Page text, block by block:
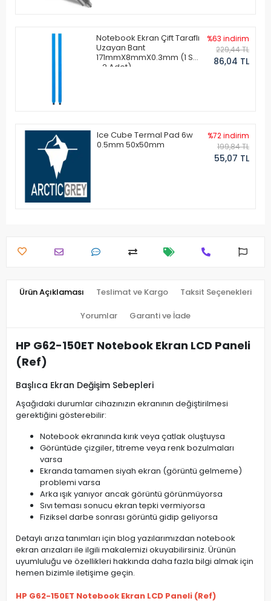
Notebook Ekran Çift Taraflı
Uzayan Bant
171mmX8mmX0.3mm (1 Set
- 2 Adet)
%63 indirim
229,44 TL
86,04 TL
Ice Cube Termal Pad 6w
0.5mm 50x50mm
%72 indirim
199,84 TL
55,07 TL
Ürün Açıklaması Teslimat ve Kargo Taksit Seçenekleri
Yorumlar Garanti ve İade
HP G62-150ET Notebook Ekran LCD Paneli
(Ref)
Başlıca Ekran Değişim Sebepleri
Aşağıdaki durumlar cihazınızın ekranının değiştirilmesi
gerektiğini gösterebilir:
Notebook ekranında kırık veya çatlak oluştuysa
Görüntüde çizgiler, titreme veya renk bozulmaları
varsa
Ekranda tamamen siyah ekran (görüntü gelmeme)
problemi varsa
Arka ışık yanıyor ancak görüntü görünmüyorsa
Sıvı teması sonucu ekran tepki vermiyorsa
Fiziksel darbe sonrası görüntü gidip geliyorsa
Detaylı arıza tanımları için blog yazılarımızdan notebook
ekran arızaları ile ilgili makalemizi okuyabilirsiniz. Ürünün
uyumluluğu ve özellikleri hakkında daha fazla bilgi almak için
hemen bizimle iletişime geçin.
HP G62-150ET Notebook Ekran LCD Paneli (Ref)